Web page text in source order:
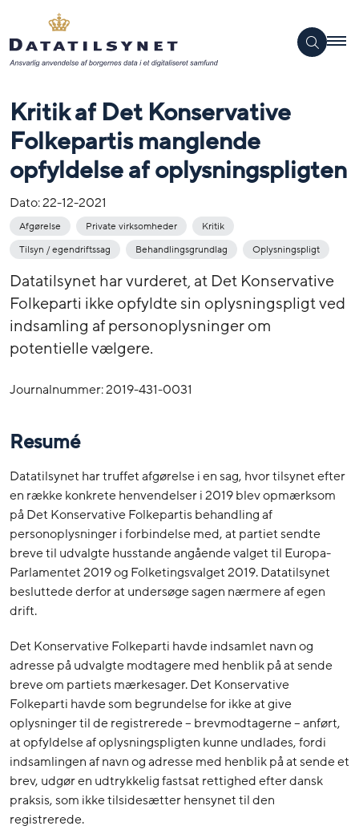
Kritik af Det Konservative
Folkepartis manglende
opfyldelse af oplysningspligten
Dato:22-12-2021
Afgørelse Private virksomheder
Kritik
Tilsyn / egendriftssag
Behandlingsgrundlag Oplysningspligt
Datatilsynet har vurderet, at Det Konservative
Folkeparti ikke opfyldte sin oplysningspligt ved
indsamling af personoplysninger om
potentielle vælgere.
Journalnummer:2019-431-0031
Resumé
Datatilsynet har truffet afgørelse i en sag, hvor tilsynet efter
en række konkrete henvendelser i 2019 blev opmærksom
på Det Konservative Folkepartis behandling af
personoplysninger i forbindelse med, at partiet sendte
breve til udvalgte husstande angående valget til Europa-
Parlamentet 2019 og Folketingsvalget 2019. Datatilsynet
besluttede derfor at undersøge sagen nærmere af egen
drift.
Det Konservative Folkeparti havde indsamlet navn og
adresse på udvalgte modtagere med henblik på at sende
breve om partiets mærkesager. Det Konservative
Folkeparti havde som begrundelse for ikke at give
oplysninger til de registrerede – brevmodtagerne – anført,
at opfyldelse af oplysningspligten kunne undlades, fordi
indsamlingen af navn og adresse med henblik på at sende et
brev, udgør en udtrykkelig fastsat rettighed efter dansk
praksis, som ikke tilsidesætter hensynet til den
registrerede.